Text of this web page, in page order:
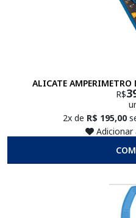
ALICATE
R$
2x de R$ 195,00
Adicionar